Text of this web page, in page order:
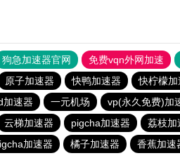
狗急加速器官网 免费vqn外网加速
原子加速器 快鸭加速器 快柠檬加
加速器 一元机场 vp(永久免费)加
云梯加速器 pigcha加速器 荔枝加
加速器 橘子加速器 香蕉加速